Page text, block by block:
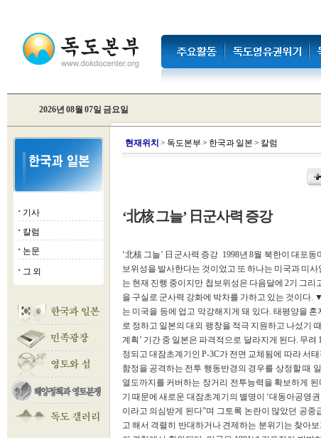
2026년 08월 07일 금요일
■ 기사
■ 칼럼
■ 논문
■ 그 외
현재위치 > 독도본부 > 한국과 일본 > 칼럼
‘北核 그늘’ 日군사력 증강
‘北核 그늘’ 日군사력 증강 1998년 8월 북한이 대포
보위성을 발사한다는 것이었고 또 하나는 미국과 미
는 현재 진행 중이지만 첩보위성은 다음달에 2기 그
을 구실로 군사력 강화에 박차를 가하고 있는 것이다
는 미국을 등에 업고 막강해지게 돼 있다. 태평양을
로 정하고 일본의 대외 팽창을 적극 지원하고 나섰기
계획’ 기간 중 일본은 파격적으로 달라지게 된다. 무
정되고 대잠초계기인 P-3C가 전면 교체됨에 따라 서
함정을 공격하는 전투 행동반경의 경우를 상정할 때
열도까지를 커버하는 장거리 전투능력을 확보하게
기 때문에 새로운 대잠초계기의 별명이 ‘대동아공영
이라고 의심받게 된다”며 그토록 논란이 많았던 공
고 해서 격렬히 반대하거나 견제하는 분위기는 찾아